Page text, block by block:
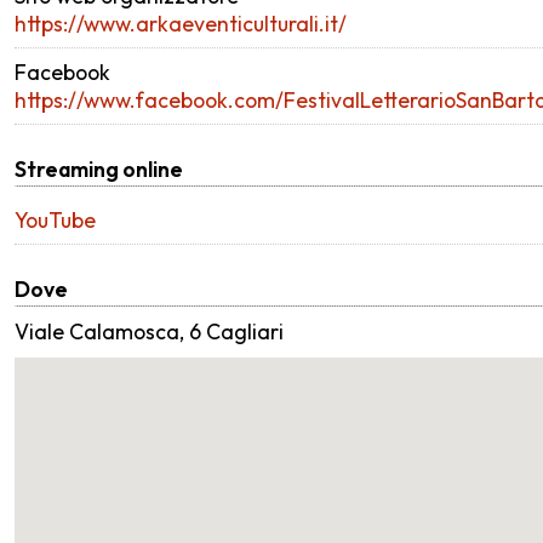
https://www.arkaeventiculturali.it/
Facebook
https://www.facebook.com/
Streaming online
YouTube
Dove
Viale Calamosca, 6 Cagliari